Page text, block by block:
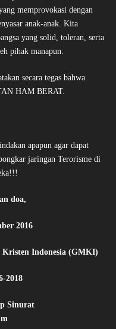
memprovokasi dengan
anak-anak. Kita
yang solid, toleran, serta
pihak manapun.
secara tegas bahwa
HAM BERAT.
apapun agar dapat
jaringan Terorisme di
doa,
2016
Kristen Indonesia (GMKI)
2018
Sinurat